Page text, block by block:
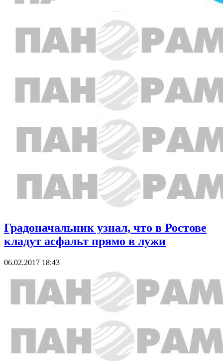
Градоначальник узнал, что в Ростове
кладут асфальт прямо в лужи
06.02.2017 18:43